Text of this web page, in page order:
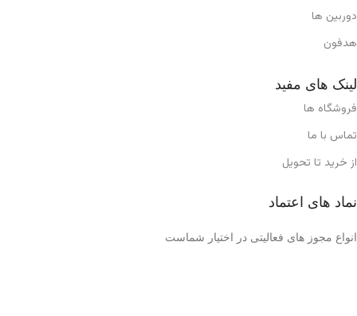
دوربین ها
هدفون
لینک های مفید
فروشگاه ها
تماس با ما
از خرید تا تحویل
نماد های اعتماد
انواع مجوز های فعالیتی در اختیار شماست